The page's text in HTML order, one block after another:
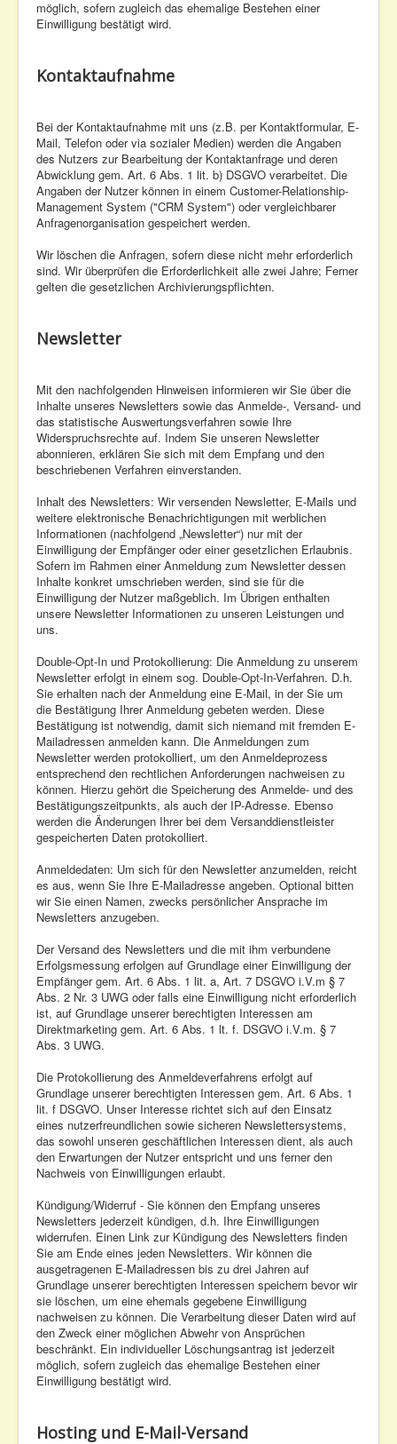
möglich, sofern zugleich das ehemalige Bestehen einer
Einwilligung bestätigt wird.
Kontaktaufnahme
Bei der Kontaktaufnahme mit uns (z.B. per Kontaktformular, E-
Mail, Telefon oder via sozialer Medien) werden die Angaben
des Nutzers zur Bearbeitung der Kontaktanfrage und deren
Abwicklung gem. Art. 6 Abs. 1 lit. b) DSGVO verarbeitet. Die
Angaben der Nutzer können in einem Customer-Relationship-
Management System ("CRM System") oder vergleichbarer
Anfragenorganisation gespeichert werden.
Wir löschen die Anfragen, sofern diese nicht mehr erforderlich
sind. Wir überprüfen die Erforderlichkeit alle zwei Jahre; Ferner
gelten die gesetzlichen Archivierungspflichten.
Newsletter
Mit den nachfolgenden Hinweisen informieren wir Sie über die
Inhalte unseres Newsletters sowie das Anmelde-, Versand- und
das statistische Auswertungsverfahren sowie Ihre
Widerspruchsrechte auf. Indem Sie unseren Newsletter
abonnieren, erklären Sie sich mit dem Empfang und den
beschriebenen Verfahren einverstanden.
Inhalt des Newsletters: Wir versenden Newsletter, E-Mails und
weitere elektronische Benachrichtigungen mit werblichen
Informationen (nachfolgend „Newsletter“) nur mit der
Einwilligung der Empfänger oder einer gesetzlichen Erlaubnis.
Sofern im Rahmen einer Anmeldung zum Newsletter dessen
Inhalte konkret umschrieben werden, sind sie für die
Einwilligung der Nutzer maßgeblich. Im Übrigen enthalten
unsere Newsletter Informationen zu unseren Leistungen und
uns.
Double-Opt-In und Protokollierung: Die Anmeldung zu unserem
Newsletter erfolgt in einem sog. Double-Opt-In-Verfahren. D.h.
Sie erhalten nach der Anmeldung eine E-Mail, in der Sie um
die Bestätigung Ihrer Anmeldung gebeten werden. Diese
Bestätigung ist notwendig, damit sich niemand mit fremden E-
Mailadressen anmelden kann. Die Anmeldungen zum
Newsletter werden protokolliert, um den Anmeldeprozess
entsprechend den rechtlichen Anforderungen nachweisen zu
können. Hierzu gehört die Speicherung des Anmelde- und des
Bestätigungszeitpunkts, als auch der IP-Adresse. Ebenso
werden die Änderungen Ihrer bei dem Versanddienstleister
gespeicherten Daten protokolliert.
Anmeldedaten: Um sich für den Newsletter anzumelden, reicht
es aus, wenn Sie Ihre E-Mailadresse angeben. Optional bitten
wir Sie einen Namen, zwecks persönlicher Ansprache im
Newsletters anzugeben.
Der Versand des Newsletters und die mit ihm verbundene
Erfolgsmessung erfolgen auf Grundlage einer Einwilligung der
Empfänger gem. Art. 6 Abs. 1 lit. a, Art. 7 DSGVO i.V.m § 7
Abs. 2 Nr. 3 UWG oder falls eine Einwilligung nicht erforderlich
ist, auf Grundlage unserer berechtigten Interessen am
Direktmarketing gem. Art. 6 Abs. 1 lt. f. DSGVO i.V.m. § 7
Abs. 3 UWG.
Die Protokollierung des Anmeldeverfahrens erfolgt auf
Grundlage unserer berechtigten Interessen gem. Art. 6 Abs. 1
lit. f DSGVO. Unser Interesse richtet sich auf den Einsatz
eines nutzerfreundlichen sowie sicheren Newslettersystems,
das sowohl unseren geschäftlichen Interessen dient, als auch
den Erwartungen der Nutzer entspricht und uns ferner den
Nachweis von Einwilligungen erlaubt.
Kündigung/Widerruf - Sie können den Empfang unseres
Newsletters jederzeit kündigen, d.h. Ihre Einwilligungen
widerrufen. Einen Link zur Kündigung des Newsletters finden
Sie am Ende eines jeden Newsletters. Wir können die
ausgetragenen E-Mailadressen bis zu drei Jahren auf
Grundlage unserer berechtigten Interessen speichern bevor wir
sie löschen, um eine ehemals gegebene Einwilligung
nachweisen zu können. Die Verarbeitung dieser Daten wird auf
den Zweck einer möglichen Abwehr von Ansprüchen
beschränkt. Ein individueller Löschungsantrag ist jederzeit
möglich, sofern zugleich das ehemalige Bestehen einer
Einwilligung bestätigt wird.
Hosting und E-Mail-Versand